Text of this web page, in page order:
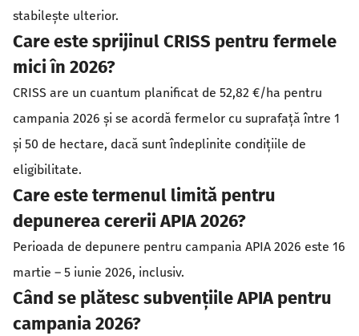
stabilește ulterior.
Care este sprijinul CRISS pentru fermele
mici în 2026?
CRISS are un cuantum planificat de 52,82 €/ha pentru
campania 2026 și se acordă fermelor cu suprafață între 1
și 50 de hectare, dacă sunt îndeplinite condițiile de
eligibilitate.
Care este termenul limită pentru
depunerea cererii APIA 2026?
Perioada de depunere pentru campania APIA 2026 este 16
martie – 5 iunie 2026, inclusiv.
Când se plătesc subvențiile APIA pentru
campania 2026?